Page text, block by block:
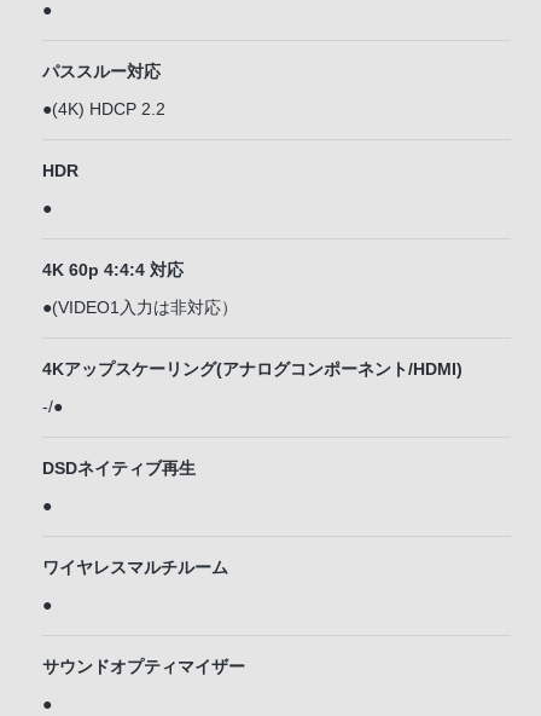
●
パススルー対応
●(4K) HDCP 2.2
HDR
●
4K 60p 4:4:4 対応
●(VIDEO1入力は非対応）
4Kアップスケーリング(アナログコンポーネント/HDMI)
-/●
DSDネイティブ再生
●
ワイヤレスマルチルーム
●
サウンドオプティマイザー
●